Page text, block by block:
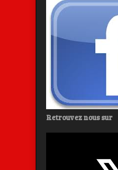
Retrouvez nous sur